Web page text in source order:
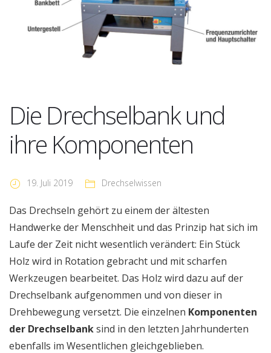
Die Drechselbank und
ihre Komponenten
19. Juli 2019 Drechselwissen
Das Drechseln gehört zu einem der ältesten
Handwerke der Menschheit und das Prinzip hat sich im
Laufe der Zeit nicht wesentlich verändert: Ein Stück
Holz wird in Rotation gebracht und mit scharfen
Werkzeugen bearbeitet. Das Holz wird dazu auf der
Drechselbank aufgenommen und von dieser in
Drehbewegung versetzt. Die einzelnen Komponenten
der Drechselbanksind in den letzten Jahrhunderten
ebenfalls im Wesentlichen gleichgeblieben.